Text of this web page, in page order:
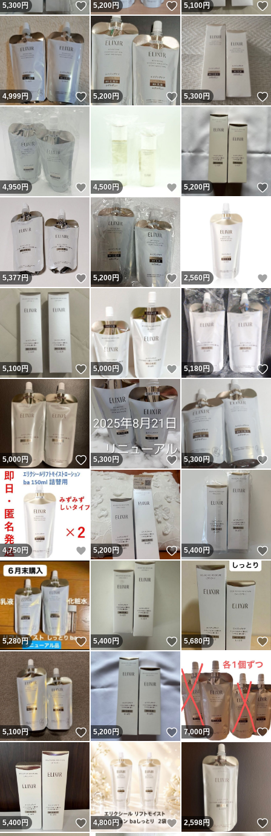
5,300円 いいね！
5,200円 いいね！
5,100円
4,999円 いいね！
5,200円 いいね！
5,300円
4,950円 いいね！
4,500円 いいね！
5,200円
5,377円 いいね！
5,200円 いいね！
2,560 円
5,100円 いいね！
5,000円 いいね！
5,180円
5,000円 いいね！
5,300円 いいね！
5,300円
4,750 円 いいね！
5,200円 いいね！
5,400円
5,280円 いいね！
5,400円 いいね！
5,680円
5,100円 いいね！
5,200円 いいね！
7,000円
5,400円 いいね！
4,800円 いいね！
2,598円